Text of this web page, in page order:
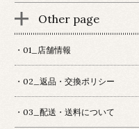
Other page
・01_店舗情報
・02_返品・交換ポリシー
・03_配送・送料について